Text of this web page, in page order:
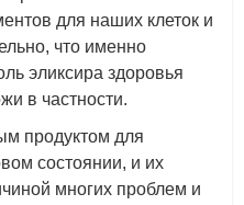
для наших клеток и
что именно
эликсира здоровья
в частности.
продуктом для
состоянии, и их
многих проблем и